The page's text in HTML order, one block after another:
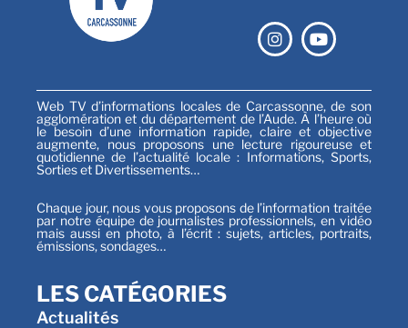
Web TV d’informations locales de Carcassonne, de son
agglomération et du département de l’Aude. À l’heure où
le besoin d’une information rapide, claire et objective
augmente, nous proposons une lecture rigoureuse et
quotidienne de l’actualité locale : Informations, Sports,
Sorties et Divertissements…
Chaque jour, nous vous proposons de l’information traitée
par notre équipe de journalistes professionnels, en vidéo
mais aussi en photo, à l’écrit : sujets, articles, portraits,
émissions, sondages…
LES CATÉGORIES
Actualités